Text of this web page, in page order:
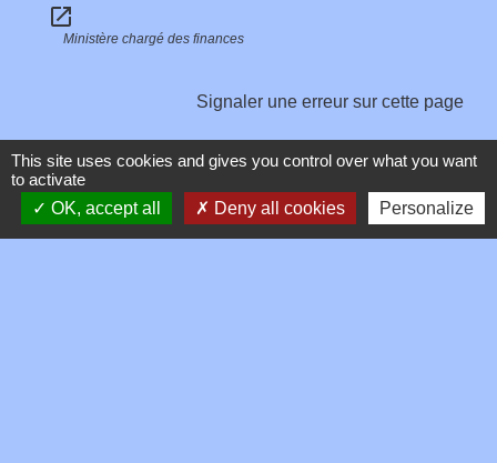
open_in_new
Ministère chargé des finances
Signaler une erreur sur cette page
This site uses cookies and gives you control over what you want
to activate
OK, accept all
Deny all cookies Personalize